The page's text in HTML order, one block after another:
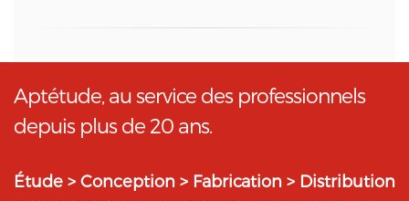
Aptétude, au service des professionnels
depuis plus de 20 ans.
Étude > Conception > Fabrication > Distribution